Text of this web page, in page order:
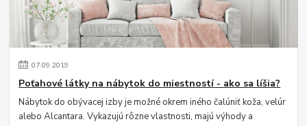
07.09.2019
Poťahové látky na nábytok do miestností - ako sa líšia?
Nábytok do obývacej izby je možné okrem iného čalúniť koža, velúr
alebo Alcantara. Vykazujú rôzne vlastnosti, majú výhody a